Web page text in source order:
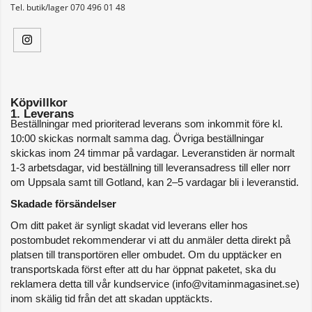
Tel. butik/lager 070 496 01 48
Köpvillkor
1. Leverans
Beställningar med prioriterad leverans som inkommit före kl.
10:00 skickas normalt samma dag. Övriga beställningar
skickas inom 24 timmar på vardagar. Leveranstiden är normalt
1-3 arbetsdagar, vid beställning till leveransadress till eller norr
om Uppsala samt till Gotland, kan 2–5 vardagar bli i leveranstid.
Skadade försändelser
Om ditt paket är synligt skadat vid leverans eller hos
postombudet rekommenderar vi att du anmäler detta direkt på
platsen till transportören eller ombudet. Om du upptäcker en
transportskada först efter att du har öppnat paketet, ska du
reklamera detta till vår kundservice (info@vitaminmagasinet.se)
inom skälig tid från det att skadan upptäckts.